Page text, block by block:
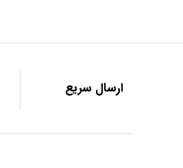
ارسال سریع